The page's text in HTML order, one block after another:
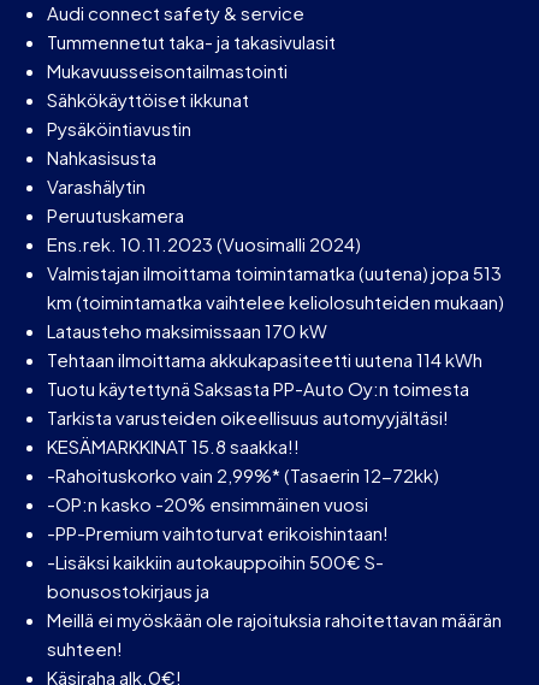
Audi connect safety & service
Tummennetut taka- ja takasivulasit
Mukavuusseisontailmastointi
Sähkökäyttöiset ikkunat
Pysäköintiavustin
Nahkasisusta
Varashälytin
Peruutuskamera
Ens.rek. 10.11.2023 (Vuosimalli 2024)
Valmistajan ilmoittama toimintamatka (uutena) jopa 513
km (toimintamatka vaihtelee keliolosuhteiden mukaan)
Latausteho maksimissaan 170 kW
Tehtaan ilmoittama akkukapasiteetti uutena 114 kWh
Tuotu käytettynä Saksasta PP-Auto Oy:n toimesta
Tarkista varusteiden oikeellisuus automyyjältäsi!
KESÄMARKKINAT 15.8 saakka!!
-Rahoituskorko vain 2,99%* (Tasaerin 12-72kk)
-OP:n kasko -20% ensimmäinen vuosi
-PP-Premium vaihtoturvat erikoishintaan!
-Lisäksi kaikkiin autokauppoihin 500€ S-
bonusostokirjaus ja
Meillä ei myöskään ole rajoituksia rahoitettavan määrän
suhteen!
Käsiraha alk.0€!